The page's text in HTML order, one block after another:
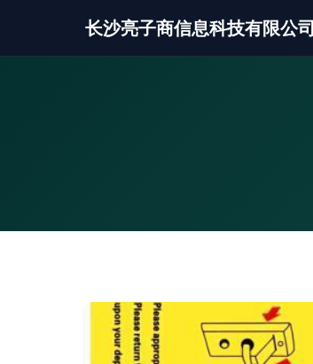
长沙亮子商信息科技有限公司